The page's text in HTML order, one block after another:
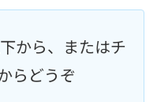
から、またはチ
ら どうぞ